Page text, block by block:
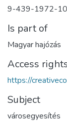
9-439-1972-
Is part of
Magyar hajózás
Access
https://
Subject
városegyesítés